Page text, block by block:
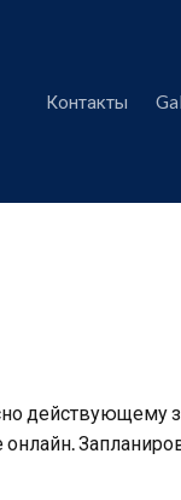
Контакты
действующему